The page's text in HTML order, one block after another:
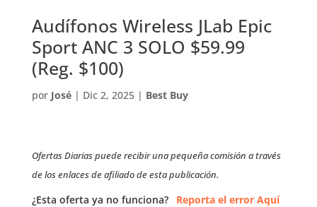
Audífonos Wireless JLab Epic
Sport ANC 3 SOLO $59.99
(Reg. $100)
por José| Dic 2, 2025| Best Buy
Ofertas Diarias puede recibir una pequeña comisión a través
de los enlaces de afiliado de esta publicación.
¿Esta oferta ya no funciona? Reporta el error Aquí